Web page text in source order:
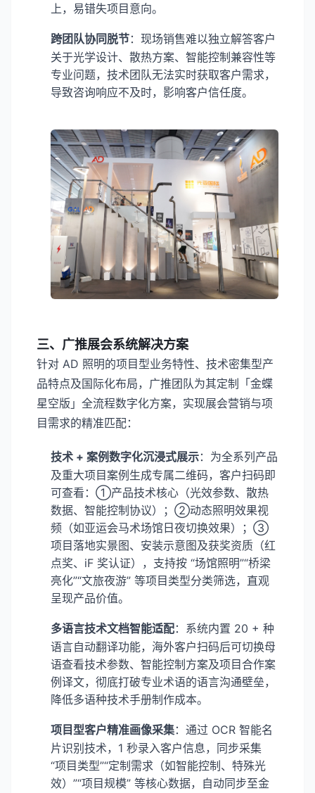
上，易错失项目意向。
跨团队协同脱节：现场销售难以独立解答客户
关于光学设计、散热方案、智能控制兼容性等
专业问题，技术团队无法实时获取客户需求，
导致咨询响应不及时，影响客户信任度。
三、广推展会系统解决方案
针对 AD 照明的项目型业务特性、技术密集型产
品特点及国际化布局，广推团队为其定制「金蝶
星空版」全流程数字化方案，实现展会营销与项
目需求的精准匹配：
技术 + 案例数字化沉浸式展示：为全系列产品
及重大项目案例生成专属二维码，客户扫码即
可查看：①产品技术核心（光效参数、散热
数据、智能控制协议）；②动态照明效果视
频（如亚运会马术场馆日夜切换效果）；③
项目落地实景图、安装示意图及获奖资质（红
点奖、iF 奖认证），支持按 “场馆照明”“桥梁
亮化”“文旅夜游” 等项目类型分类筛选，直观
呈现产品价值。
多语言技术文档智能适配：系统内置 20 + 种
语言自动翻译功能，海外客户扫码后可切换母
语查看技术参数、智能控制方案及项目合作案
例译文，彻底打破专业术语的语言沟通壁垒，
降低多语种技术手册制作成本。
项目型客户精准画像采集：通过 OCR 智能名
片识别技术，1 秒录入客户信息，同步采集
“项目类型”“定制需求（如智能控制、特殊光
效）”“项目规模” 等核心数据，自动同步至金